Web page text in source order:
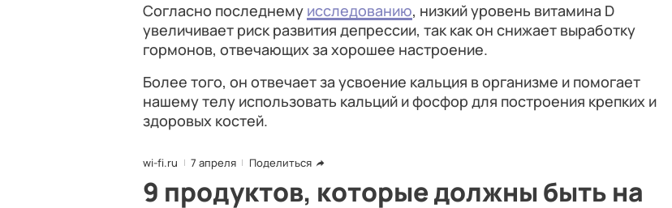
Согласно последнему исследованию, низкий уровень витамина D
увеличивает риск развития депрессии, так как он снижает выработку
гормонов, отвечающих за хорошее настроение.
Более того, он отвечает за усвоение кальция в организме и помогает
нашему телу использовать кальций и фосфор для построения крепких и
здоровых костей.
wi-fi.ru 7 апреля Поделиться
9 продуктов, которые должны быть на